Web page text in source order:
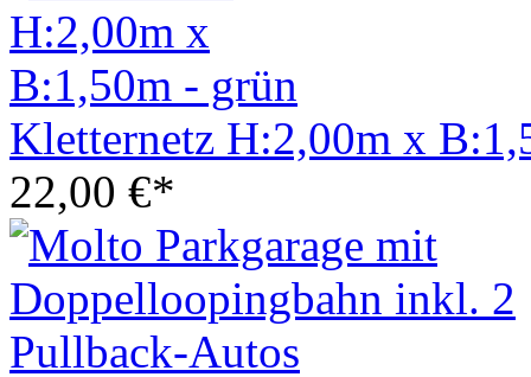
Kletternetz H:2,00m x
22,00 €*